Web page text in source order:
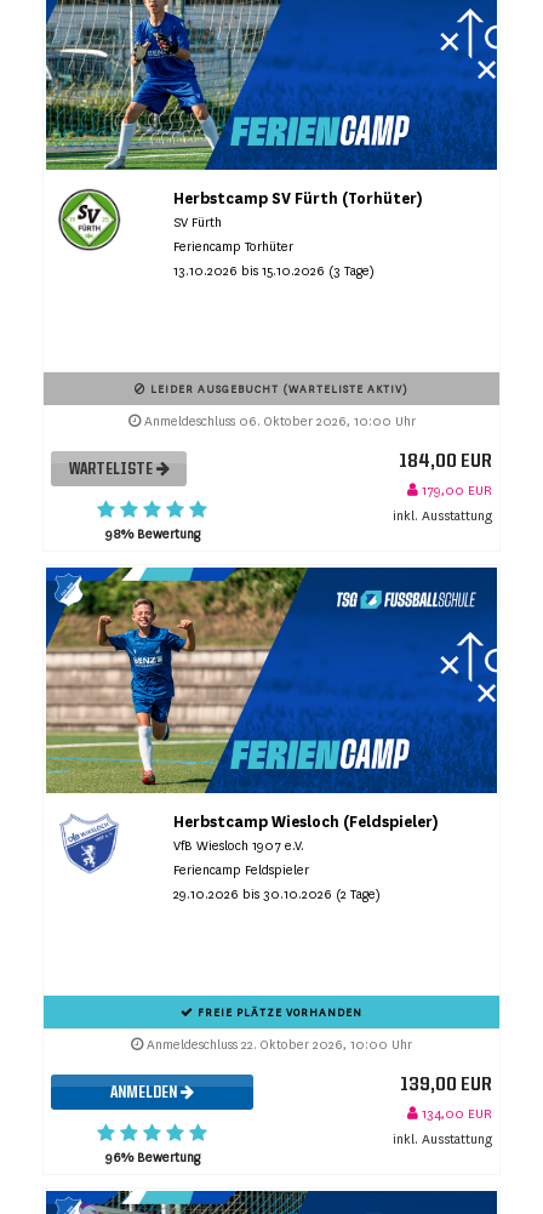
Herbstcamp SV Fürth (Torhüter)
SV Fürth
Feriencamp Torhüter
13.10.2026 bis 15.10.2026 (3 Tage)
LEIDER AUSGEBUCHT (WARTELISTE AKTIV)
Anmeldeschluss 06. Oktober 2026, 10:00 Uhr
WARTELISTE
98% Bewertung
184,00 EUR
179,00 EUR
inkl. Ausstattung
Herbstcamp Wiesloch (Feldspieler)
VfB Wiesloch 1907 e.V.
Feriencamp Feldspieler
29.10.2026 bis 30.10.2026 (2 Tage)
FREIE PLÄTZE VORHANDEN
Anmeldeschluss 22. Oktober 2026, 10:00 Uhr
ANMELDEN
96% Bewertung
139,00 EUR
134,00 EUR
inkl. Ausstattung